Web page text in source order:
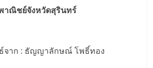
าณิชย์จังหวัดสุรินทร์
จาก : ธัญญาลักษณ์ โพธิ์ทอง